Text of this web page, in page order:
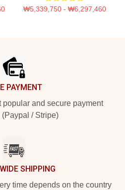
₩5,339,750 - ₩6,297,460
PAYMENT
popular and secure payment
(Paypal / Stripe)
SHIPPING
time depends on the country